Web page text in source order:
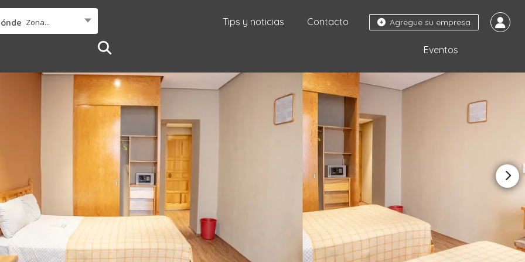
Zona... Agregue su empresa
Tips y noticias Contacto
Eventos